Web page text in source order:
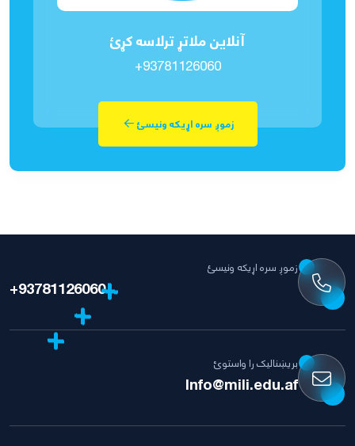
آنلاین ملاتړ ترلاسه کړئ
+93781126060
زموږ سره اړیکه ونیسئ
زموږ سره اړیکه ونیسئ
+93781126060
بریښنالیک را واستوئ
Info@mili.edu.af